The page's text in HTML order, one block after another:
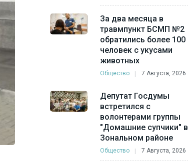
За два месяца в
травмпункт БСМП №2
обратились более 100
человек с укусами
животных
Общество 7 Августа, 2026
Депутат Госдумы
встретился с
волонтерами группы
"Домашние супчики" в
Зональном районе
Общество 7 Августа, 2026